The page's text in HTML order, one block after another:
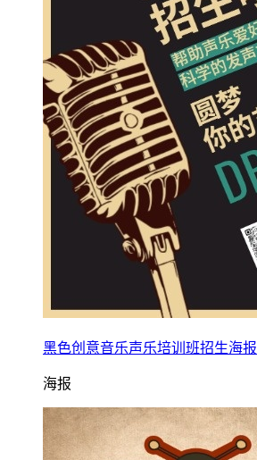
黑色创意音乐声乐培训班招生海报
海报